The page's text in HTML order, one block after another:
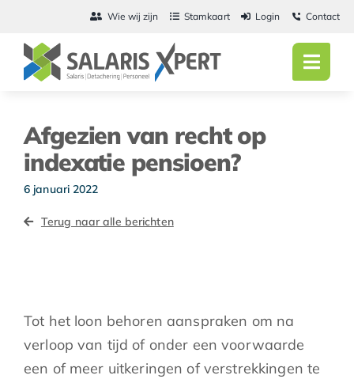
inhoud
Wie wij zijn Stamkaart Login Contact
Afgezien van recht op
indexatie pensioen?
6 januari 2022
Terug naar alle berichten
Tot het loon behoren aanspraken om na
verloop van tijd of onder een voorwaarde
een of meer uitkeringen of verstrekkingen te